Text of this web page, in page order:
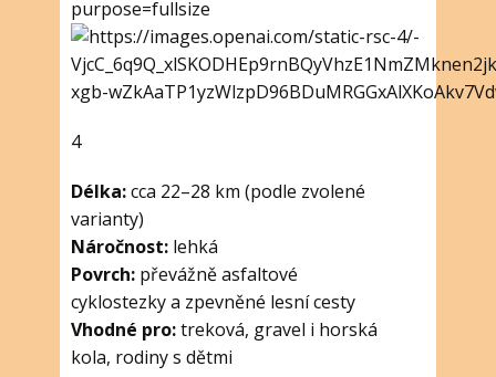
4
Délka:cca 22–28 km (podle zvolené
varianty)
Náročnost: lehká
Povrch: převážně asfaltové
cyklostezky a zpevněné lesní cesty
Vhodné pro:treková, gravel i horská
kola, rodiny s dětmi